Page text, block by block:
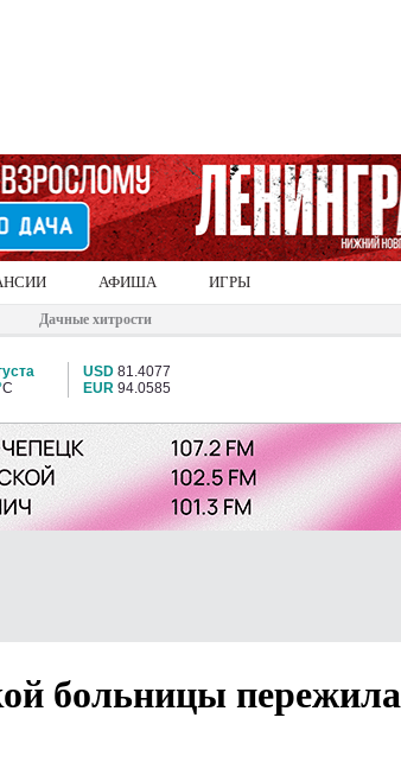
АФИША ИГРЫ
Дачные хитрости
C
USD 81.4077
EUR 94.0585
больницы пережила